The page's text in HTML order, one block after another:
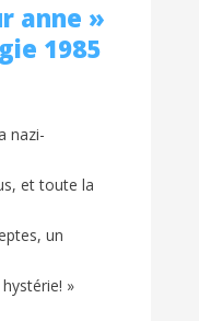
anne »
1985
nazi-
et toute la
un
»